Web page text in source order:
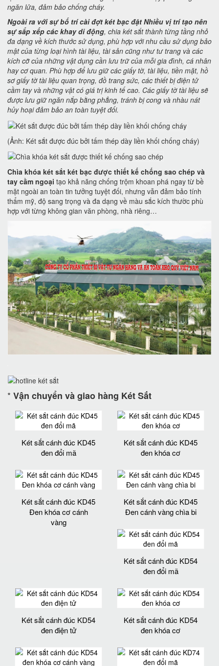
ngăn lửa, đảm bảo chống cháy.
Ngoài ra với sự bố trí cài đợt két bạc đặt Nhiều vị trí tạo nên
sự sắp xếp các khay di động, chia két sắt thành từng tầng nhỏ
đa dạng về kích thước sử dụng, phù hợp với nhu cầu sử dụng bảo
mật của từng loại hình tài liệu, tài sản cũng như tư trang và các
kích cỡ của những vật dụng cần lưu trữ của mỗi gia đình, cá nhân
hay cơ quan. Phù hợp để lưu giữ các giấy tờ, tài liệu, tiền mặt, hồ
sơ giấy tờ tài liệu quan trọng, đồ trang sức, các thiết bị điện tử
cầm tay và những vật có giá trị kinh tế cao. Các giấy tờ tài liệu sẽ
được lưu giữ ngăn nắp bằng phẳng, tránh bị cong và nhàu nát
hủy hoại đảm bảo an toàn tuyệt đối.
(Ảnh: Két sắt được đúc bởi tấm thép dày liền khối chống cháy)
Chìa khóa két sắt két bạc được thiết kế chống sao chép và
tay cầm ngoại tạo khả năng chống trộm khoan phá ngay từ bề
mặt ngoài an toàn tin tưởng tuyệt đối, nhưng vẫn đảm bảo tính
thẩm mỹ, độ sang trọng và đa dạng về màu sắc kích thườc phù
hợp với từng không gian văn phòng, nhà riêng…
* Vận chuyển và giao hàng Két Sắt
Két sắt cánh đúc KD45
đen đổi mã
Két sắt cánh đúc KD45
đen khóa cơ
Két sắt cánh đúc KD45
Đen khóa cơ cánh
vàng
Két sắt cánh đúc KD45
Đen cánh vàng chìa bi
Két sắt cánh đúc KD54
đen đổi mã
Két sắt cánh đúc KD54
đen điện tử
Két sắt cánh đúc KD54
đen khóa cơ